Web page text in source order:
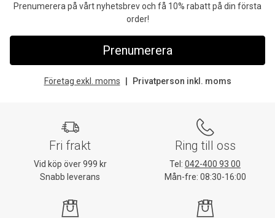
Prenumerera på vårt nyhetsbrev och få 10% rabatt på din första
order!
Prenumerera
Företag exkl. moms Privatperson inkl. moms
Fri frakt
Vid köp över 999 kr
Snabb leverans
Ring till oss
Tel: 042-400 93 00
Mån-fre: 08:30-16:00